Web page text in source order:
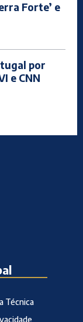
Forte’ e
por
e CNN
Técnica